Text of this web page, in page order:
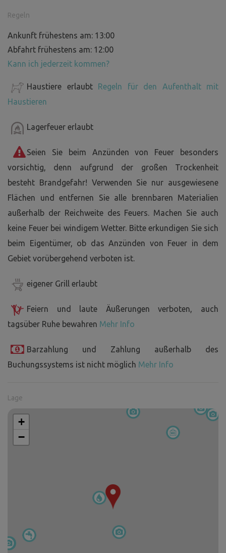
Regeln
Ankunft frühestens am: 13:00
Abfahrt frühestens am: 12:00
Kann ich jederzeit kommen?
Haustiere erlaubt
Regeln für den Aufenthalt mit
Haustieren
Lagerfeuer erlaubt
Seien Sie beim Anzünden von Feuer besonders
vorsichtig, denn aufgrund der großen Trockenheit
besteht Brandgefahr! Verwenden Sie nur ausgewiesene
Flächen und entfernen Sie alle brennbaren Materialien
außerhalb der Reichweite des Feuers. Machen Sie auch
keine Feuer bei windigem Wetter. Bitte erkundigen Sie sich
beim Eigentümer, ob das Anzünden von Feuer in dem
Gebiet vorübergehend verboten ist.
eigener Grill erlaubt
Feiern und laute Äußerungen verboten, auch
tagsüber Ruhe bewahren Mehr Info
Barzahlung und Zahlung außerhalb des
Buchungssystems ist nicht möglich Mehr Info
Lage
+
−